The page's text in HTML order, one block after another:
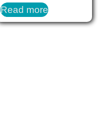
Read more